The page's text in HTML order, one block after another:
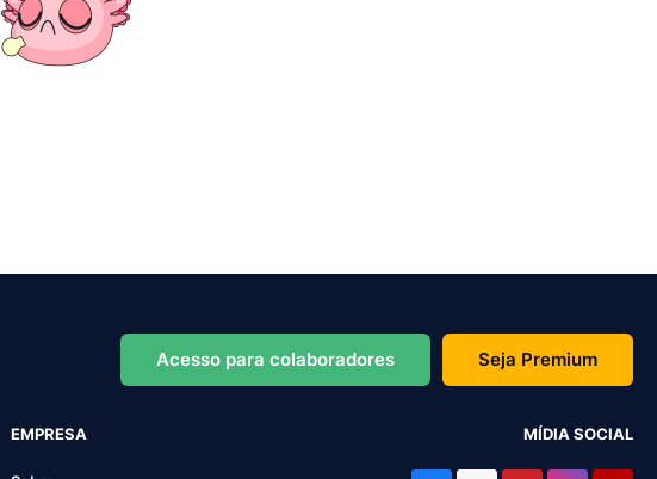
Acesso para colaboradores Seja Premium
EMPRESA MÍDIA SOCIAL